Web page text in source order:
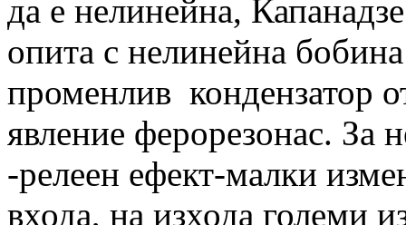
да е нелинейна,
опита с нелинейна
променлив кондензатор
явление ферорезонас. За
-релеен ефект-малки
входа, на изхода големи